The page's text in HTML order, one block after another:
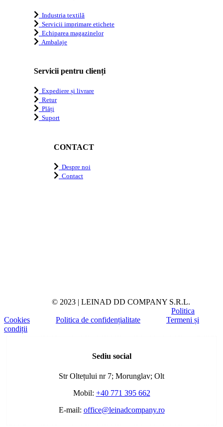
Industria textilă
Servicii imprimare etichete
Echiparea magazinelor
Ambalaje
Servicii pentru clienți
Expediere și livrare
Retur
Plăți
Suport
CONTACT
Despre noi
Contact
© 2023 | LEINAD DD COMPANY S.R.L.
Politica
Cookies
Politica de confidențialitate
Termeni și
condiții
Sediu social
Str Oltețului nr 7; Morunglav; Olt
Mobil: +40 771 395 662
E-mail: office@leinadcompany.ro